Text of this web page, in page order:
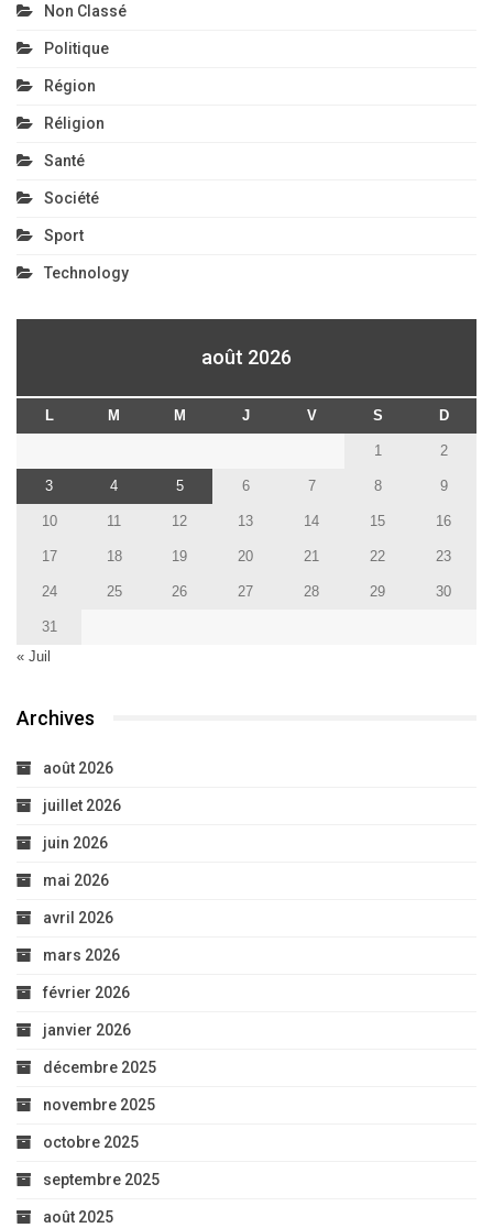
Non Classé
Politique
Région
Réligion
Santé
Société
Sport
Technology
août 2026
L M M J V S D
1 2
3 4 5 6 7 8 9
10 11 12 13 14 15 16
17 18 19 20 21 22 23
24 25 26 27 28 29 30
31
« Juil
Archives
août 2026
juillet 2026
juin 2026
mai 2026
avril 2026
mars 2026
février 2026
janvier 2026
décembre 2025
novembre 2025
octobre 2025
septembre 2025
août 2025